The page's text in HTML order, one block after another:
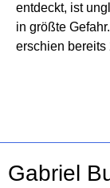
entdeckt, ist
in größte
erschien
Gabriel